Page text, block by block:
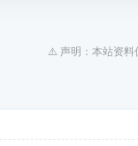
⚠️ 声明：本站资料